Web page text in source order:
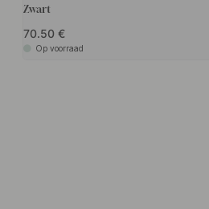
Zwart
70.50
Op voorraad